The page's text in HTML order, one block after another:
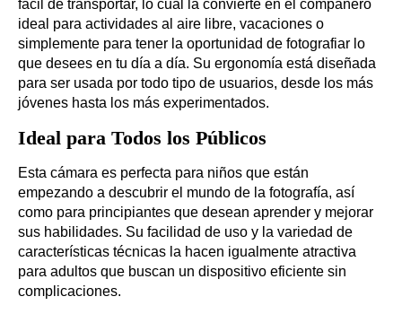
fácil de transportar, lo cual la convierte en el compañero
ideal para actividades al aire libre, vacaciones o
simplemente para tener la oportunidad de fotografiar lo
que desees en tu día a día. Su ergonomía está diseñada
para ser usada por todo tipo de usuarios, desde los más
jóvenes hasta los más experimentados.
Ideal para Todos los Públicos
Esta cámara es perfecta para niños que están
empezando a descubrir el mundo de la fotografía, así
como para principiantes que desean aprender y mejorar
sus habilidades. Su facilidad de uso y la variedad de
características técnicas la hacen igualmente atractiva
para adultos que buscan un dispositivo eficiente sin
complicaciones.